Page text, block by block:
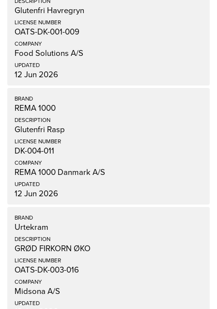
Glutenfri Havregryn
OATS-DK-001-009
Food Solutions A/S
12 Jun 2026
REMA 1000
Glutenfri Rasp
DK-004-011
REMA 1000 Danmark A/S
12 Jun 2026
Urtekram
GRØD FIRKORN ØKO
OATS-DK-003-016
Midsona A/S